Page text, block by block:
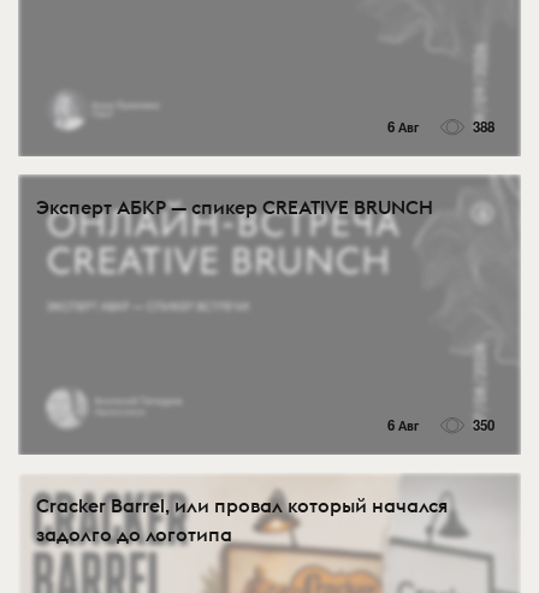
6 Авг 388
Эксперт АБКР — спикер CREATIVE BRUNCH
6 Авг 350
Cracker Barrel, или провал который начался
задолго до логотипа